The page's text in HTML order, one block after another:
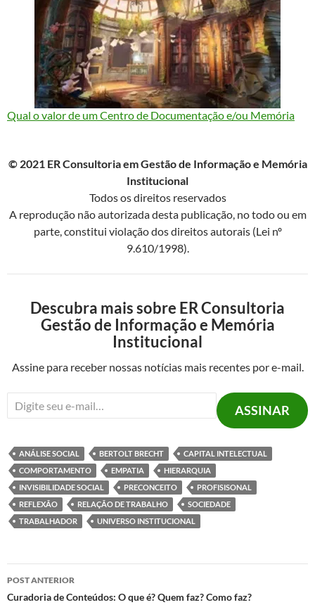
Qual o valor de um Centro de Documentação e/ou Memória
© 2021 ER Consultoria em Gestão de Informação e Memória
Institucional
Todos os direitos reservados
A reprodução não autorizada desta publicação, no todo ou em
parte, constitui violação dos direitos autorais (Lei nº
9.610/1998).
Descubra mais sobre ER Consultoria
Gestão de Informação e Memória
Institucional
Assine para receber nossas notícias mais recentes por e-mail.
Digite seu e-mail…
ASSINAR
ANÁLISE SOCIAL BERTOLT BRECHT
CAPITAL INTELECTUAL
COMPORTAMENTO
EMPATIA
HIERARQUIA
INVISIBILIDADE SOCIAL
PRECONCEITO
PROFISISONAL
REFLEXÃO
RELAÇÃO DE TRABALHO
SOCIEDADE
TRABALHADOR
UNIVERSO INSTITUCIONAL
Navegação
de
POST ANTERIOR
Curadoria de Conteúdos: O que é? Quem faz? Como faz?